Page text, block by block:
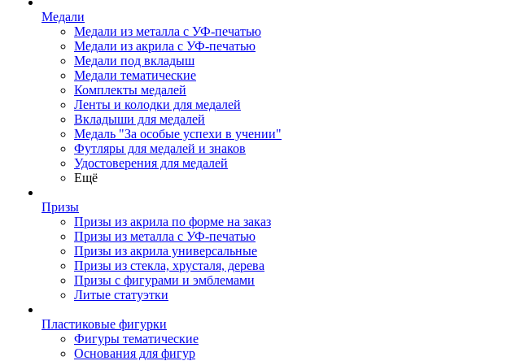
Медали
Медали из металла с УФ-печатью
Медали из акрила с УФ-печатью
Медали под вкладыш
Медали тематические
Комплекты медалей
Ленты и колодки для медалей
Вкладыши для медалей
Медаль "За особые успехи в учении"
Футляры для медалей и знаков
Удостоверения для медалей
Ещё
Призы
Призы из акрила по форме на заказ
Призы из металла с УФ-печатью
Призы из акрила универсальные
Призы из стекла, хрусталя, дерева
Призы с фигурами и эмблемами
Литые статуэтки
Пластиковые фигурки
Фигуры тематические
Основания для фигур